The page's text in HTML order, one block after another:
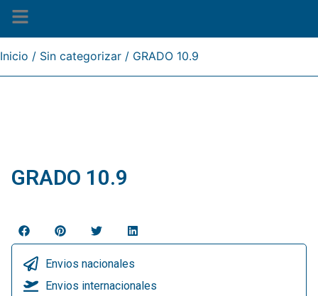
Inicio / Sin categorizar / GRADO 10.9
GRADO 10.9
Envios nacionales
Envios internacionales